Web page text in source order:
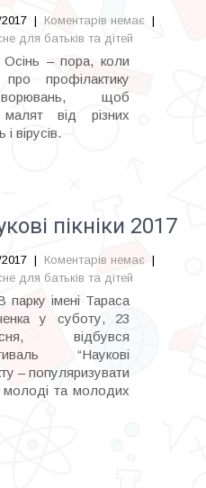
| Коментарів немає |
для батьків та дітей
– пора, коли
профілактику
щоб
від різних
вірусів.
пікніки 2017
| Коментарів немає |
для батьків та дітей
імені Тараса
у суботу, 23
відбувся
“Наукові
– популяризувати
молоді та молодих